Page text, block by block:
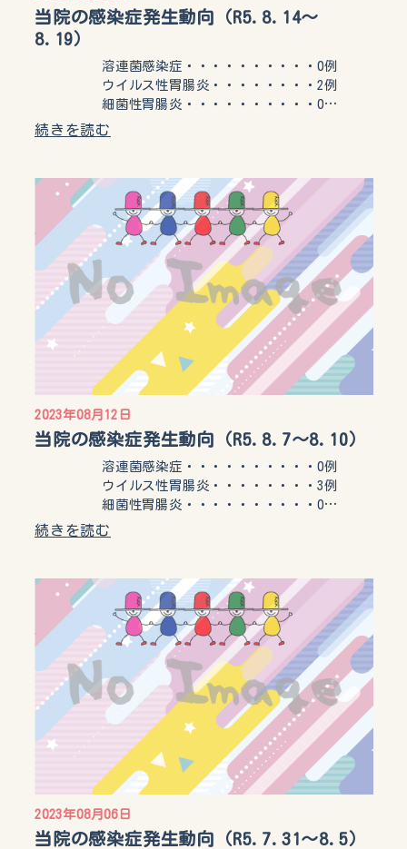
当院の感染症発生動向（R5.8.14〜
8.19）
溶連菌感染症・・・・・・・・・・0例
ウイルス性胃腸炎・・・・・・・・2例
細菌性胃腸炎・・・・・・・・・・0…
続きを読む
2023年08月12日
当院の感染症発生動向（R5.8.7〜8.10）
溶連菌感染症・・・・・・・・・・0例
ウイルス性胃腸炎・・・・・・・・3例
細菌性胃腸炎・・・・・・・・・・0…
続きを読む
2023年08月06日
当院の感染症発生動向（R5.7.31〜8.5）